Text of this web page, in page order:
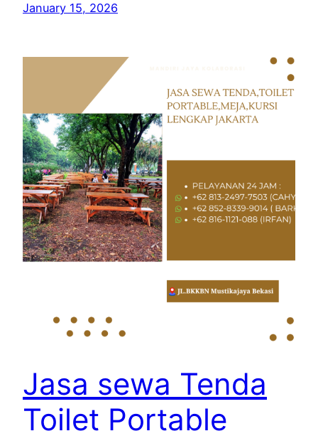
January 15, 2026
Jasa sewa Tenda
Toilet Portable